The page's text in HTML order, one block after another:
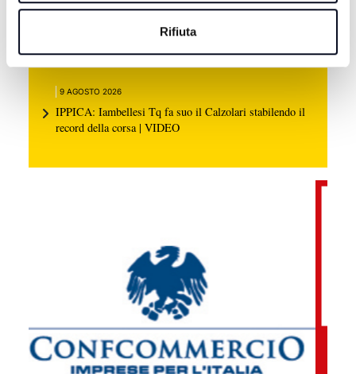
Rifiuta
"Minuti preziosi nelle loro gambe" | VIDEO
9 AGOSTO 2026
IPPICA: Iambellesi Tq fa suo il Calzolari stabilendo il
record della corsa | VIDEO